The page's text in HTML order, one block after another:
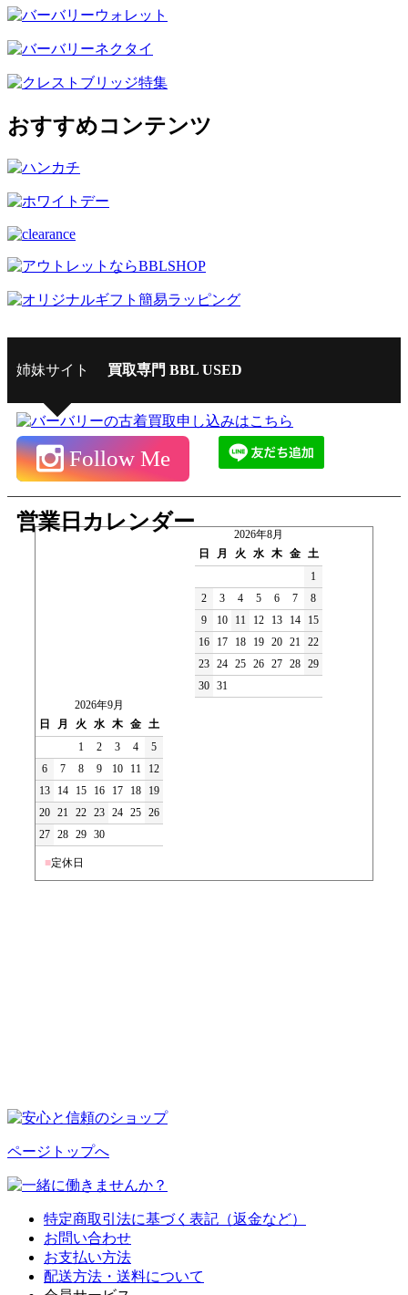
おすすめコンテンツ
姉妹サイト 買取専門 BBL USED
Follow Me
営業日カレンダー
2026年8月
日
月 火 水 木 金 土
1
2
3 4 5 6 7
8
9
10 11 12 13 14
15
16
17 18 19 20 21 22
23 24 25 26 27 28 29
30 31
2026年9月
日
月 火 水 木 金 土
1
2 3 4
5
6
7 8 9 10 11
12
13
14 15 16 17 18
19
20 21 22 23 24 25 26
27 28 29 30
■定休日
ページトップへ
特定商取引法に基づく表記（返金など）
お問い合わせ
お支払い方法
配送方法・送料について